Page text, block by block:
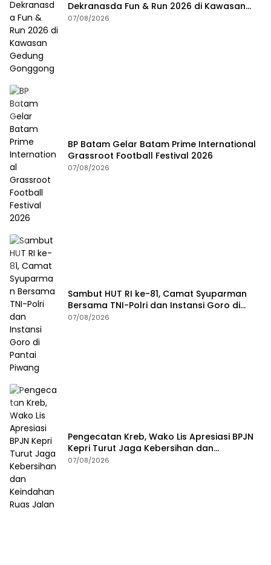
Dekranasda Fun & Run 2026 di Kawasan
Gedung Gonggong
07/08/2026
BP Batam Gelar Batam Prime International
Grassroot Football Festival 2026
07/08/2026
Sambut HUT RI ke-81, Camat Syuparman
Bersama TNI-Polri dan Instansi Goro di
Pantai Piwang
07/08/2026
Pengecatan Kreb, Wako Lis Apresiasi BPJN
Kepri Turut Jaga Kebersihan dan
Keindahan Ruas Jalan
07/08/2026